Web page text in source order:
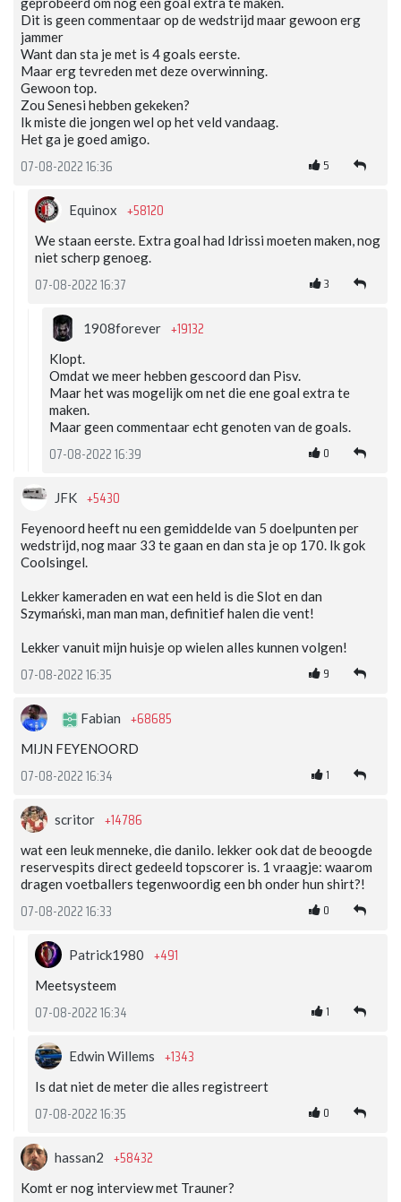
Dit is geen commentaar op de wedstrijd maar gewoon erg
jammer
Want dan sta je met is 4 goals eerste.
Maar erg tevreden met deze overwinning.
Gewoon top.
Zou Senesi hebben gekeken?
Ik miste die jongen wel op het veld vandaag.
Het ga je goed amigo.
07-08-2022 16:36 5
Equinox +58120
We staan eerste. Extra goal had Idrissi moeten maken, nog
niet scherp genoeg.
07-08-2022 16:37 3
1908forever +19132
Klopt.
Omdat we meer hebben gescoord dan Pisv.
Maar het was mogelijk om net die ene goal extra te
maken.
Maar geen commentaar echt genoten van de goals.
07-08-2022 16:39 0
JFK +5430
Feyenoord heeft nu een gemiddelde van 5 doelpunten per
wedstrijd, nog maar 33 te gaan en dan sta je op 170. Ik gok
Coolsingel.
Lekker kameraden en wat een held is die Slot en dan
Szymański, man man man, definitief halen die vent!
Lekker vanuit mijn huisje op wielen alles kunnen volgen!
07-08-2022 16:35 9
Fabian +68685
MIJN FEYENOORD
07-08-2022 16:34 1
scritor +14786
wat een leuk menneke, die danilo. lekker ook dat de beoogde
reservespits direct gedeeld topscorer is. 1 vraagje: waarom
dragen voetballers tegenwoordig een bh onder hun shirt?!
07-08-2022 16:33 0
Patrick1980 +491
Meetsysteem
07-08-2022 16:34 1
Edwin Willems +1343
Is dat niet de meter die alles registreert
07-08-2022 16:35 0
hassan2 +58432
Komt er nog interview met Trauner?